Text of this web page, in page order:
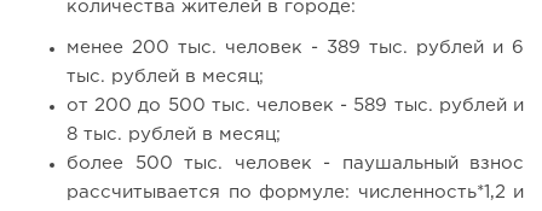
количества жителей в городе:
менее 200 тыс. человек - 389 тыс. рублей и 6
тыс. рублей в месяц;
от 200 до 500 тыс. человек - 589 тыс. рублей и
8 тыс. рублей в месяц;
более 500 тыс. человек - паушальный взнос
рассчитывается по формуле: численность*1,2 и